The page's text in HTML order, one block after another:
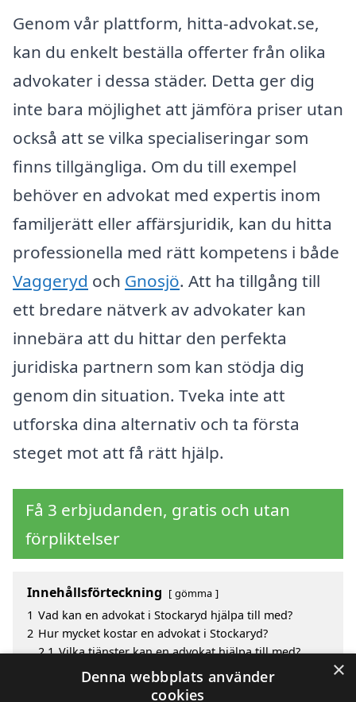
Genom vår plattform, hitta-advokat.se,
kan du enkelt beställa offerter från olika
advokater i dessa städer. Detta ger dig
inte bara möjlighet att jämföra priser utan
också att se vilka specialiseringar som
finns tillgängliga. Om du till exempel
behöver en advokat med expertis inom
familjerätt eller affärsjuridik, kan du hitta
professionella med rätt kompetens i både
Vaggeryd och Gnosjö. Att ha tillgång till
ett bredare nätverk av advokater kan
innebära att du hittar den perfekta
juridiska partnern som kan stödja dig
genom din situation. Tveka inte att
utforska dina alternativ och ta första
steget mot att få rätt hjälp.
Få 3 erbjudanden, gratis och utan
förpliktelser
Innehållsförteckning gömma
1 Vad kan en advokat i Stockaryd hjälpa till med?
2 Hur mycket kostar en advokat i Stockaryd?
2.1 Vilka tjänster kan en advokat hjälpa till med?
Fördelar med att välja advokat i Stockaryd
Sök efter en skicklig advokat i de omgivande
×
Denna webbplats använder
cookies